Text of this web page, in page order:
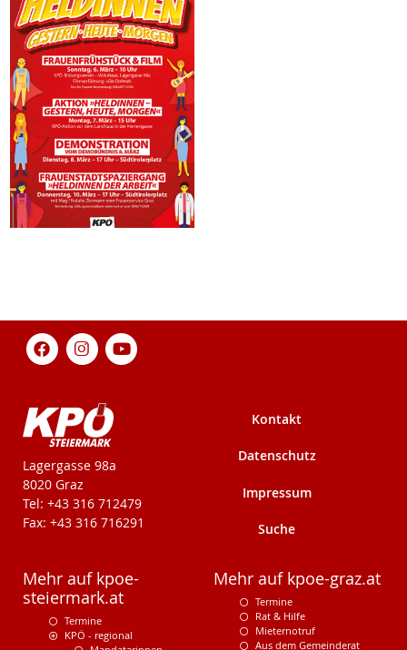
KPÖ-Steiermark
Lagergasse 98a
8020 Graz
Tel: +43 316 712479
Fax: +43 316 716291
Kontakt
Datenschutz
Impressum
Suche
Mehr auf kpoe-
steiermark.at
Termine
KPÖ - regional
Mehr auf kpoe-graz.at
Termine
Rat & Hilfe
Mieternotruf
Aus dem Gemeinderat